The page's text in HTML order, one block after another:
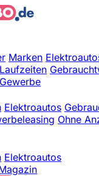
Marken
Laufzeiten
Gewerbe
Elektroautos
Ohne
Elektroautos